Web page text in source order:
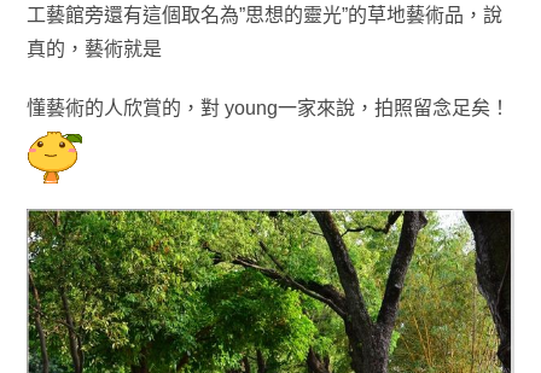
工藝館旁還有這個取名為”思想的靈光”的草地藝術品，說
真的 ，藝術就是
懂藝術的人欣賞的 ，對 young一家來說，拍照留念足矣！